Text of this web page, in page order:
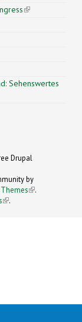
external)
(link is
Sehenswertes
Drupal
by
(link is
.
(link is
.